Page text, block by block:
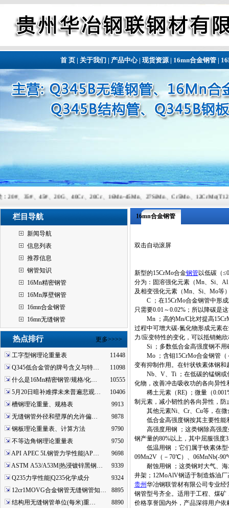
首 页| 关于我们 | 产品中心| 现货资源| 16mn合金钢管|
35#、45#、20G、40Cr、20Cr、16Mn-45Mn、27SiMn、Cr5Mo、
栏目导航
新闻导航
信息列表
推荐信息
钢管知识
16Mn精密钢管
16Mn厚壁钢管
16mn合金钢管
16mn无缝钢管
热点排行 更多>>>>
工字型钢理论重量表
11448
Q345低合金管的牌号含义与特…
11098
什么是16Mn精密钢管/规格/化…
10555
5月20日暗补难撑未来普遍悲观…
10406
槽钢理论重量、规格表
9913
无缝钢管外径和壁厚的允许偏…
9878
钢板理论重量表、计算方法
9790
不等边角钢理论重量表
9750
API APEC 5L钢管力学性能|AP…
9698
ASTM A53/A53M|热浸镀锌黑钢…
9339
Q235力学性能|Q235化学成分
9324
12cr1MOVG合金钢管无缝钢管知…
8895
结构用无缝钢管单位(每米)重…
8890
16mn合金钢管
双击自动滚屏
新型的15CrMo合金钢管以低碳（
分为：固溶强化元素（Mn、Si、
及相变强化元素（Mn、Si、Mo等
C ；在15CrMo合金钢管中形成
只需要0.01～0.02%；所以降碳是
Mn ；高的Mn/C比对提高
过程中可增大碳-氮化物形成元素
力/应变特性的变化，可以抵销鲍
Si ；多数低合金高强度钢不用
Mo ；含钼15CrMo合金钢管（
变有抑制作用。在针状铁素体钢和
Nb、V、Ti ；在低碳的锰钢或低
化物，改善冲击吸收功的各向异性
稀土元素（RE) ；微量（
制元素，减小韧性的各向异性，防
其他元素Ni、Cr、Cu等，在微
低合金高强度钢按其主要性能
高强度用钢 ；这类钢除高强度
钢产量的80%以上，其中屈服强度
低温用钢 ；它们属于铁素体型
09Mn2V（－70℃）、06MnNb(-
耐蚀用钢 ；这类钢对大气、海
井架；12MoAlV钢适于制造炼油
贵州华冶钢联管材有限公司专业经
钢管型号齐全。适用于工程、煤
价格享誉国内外，产品深得用户依